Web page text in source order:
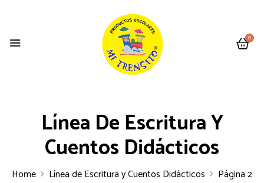
0
Línea De Escritura Y
Cuentos Didácticos
Home Línea de Escritura y Cuentos Didácticos Página 2